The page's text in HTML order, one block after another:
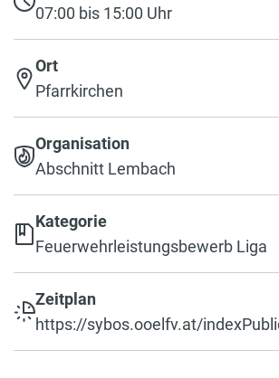
07:00 bis 15:00 Uhr
Ort
Pfarrkirchen
Organisation
Abschnitt Lembach
Kategorie
Feuerwehrleistungsbewerb Liga
Zeitplan
https://sybos.ooelfv.at/